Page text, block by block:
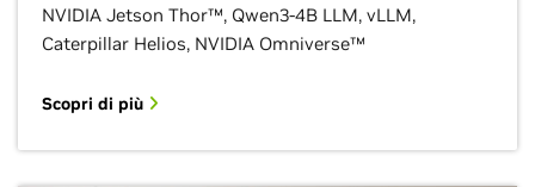
NVIDIA Jetson Thor™, Qwen3-4B LLM, vLLM,
Caterpillar Helios, NVIDIA Omniverse™
Scopri di più